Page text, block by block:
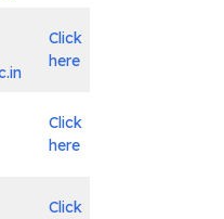
Click
here
Click
here
Click